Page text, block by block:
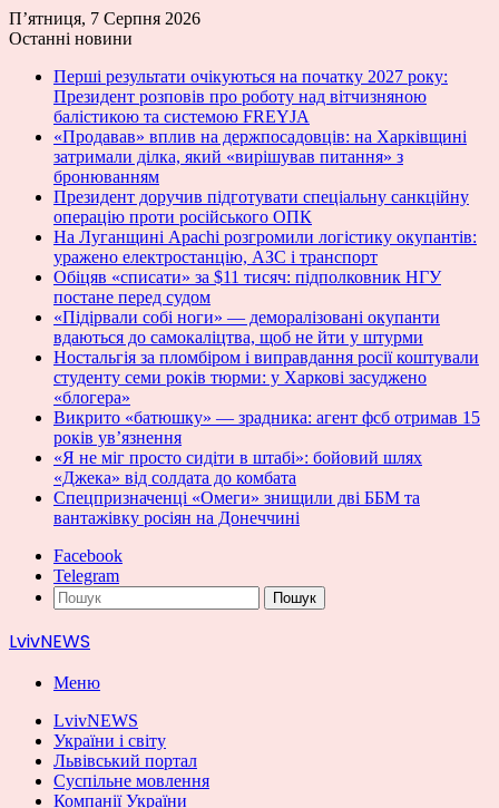
П’ятниця, 7 Серпня 2026
Останні новини
Перші результати очікуються на початку 2027 року:
Президент розповів про роботу над вітчизняною
балістикою та системою FREYJA
«Продавав» вплив на держпосадовців: на Харківщині
затримали ділка, який «вирішував питання» з
бронюванням
Президент доручив підготувати спеціальну санкційну
операцію проти російського ОПК
На Луганщині Apachi розгромили логістику окупантів:
уражено електростанцію, АЗС і транспорт
Обіцяв «списати» за $11 тисяч: підполковник НГУ
постане перед судом
«Підірвали собі ноги» — деморалізовані окупанти
вдаються до самокаліцтва, щоб не йти у штурми
Ностальгія за пломбіром і виправдання росії коштували
студенту семи років тюрми: у Харкові засуджено
«блогера»
Викрито «батюшку» — зрадника: агент фсб отримав 15
років ув’язнення
«Я не міг просто сидіти в штабі»: бойовий шлях
«Джека» від солдата до комбата
Спецпризначенці «Омеги» знищили дві ББМ та
вантажівку росіян на Донеччині
Facebook
Telegram
Пошук
LvivNEWS
Меню
LvivNEWS
України і світу
Львівський портал
Суспільне мовлення
Компанії України